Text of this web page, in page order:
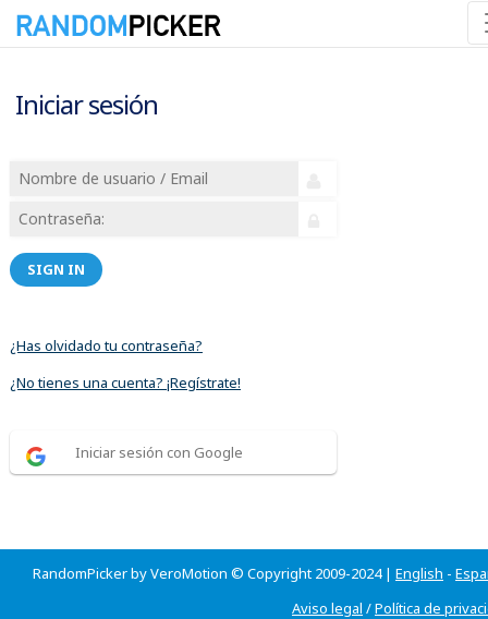
Iniciar sesión
SIGN IN
¿Has olvidado tu contraseña?
¿No tienes una cuenta? ¡Regístrate!
Iniciar sesión con Google
RandomPicker by VeroMotion © Copyright 2009-2024 | English -
Aviso legal /Política de